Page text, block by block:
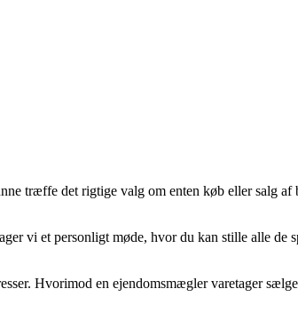
træffe det rigtige valg om enten køb eller salg
vi et personligt møde, hvor du kan stille alle de
Hvorimod en ejendomsmægler varetager